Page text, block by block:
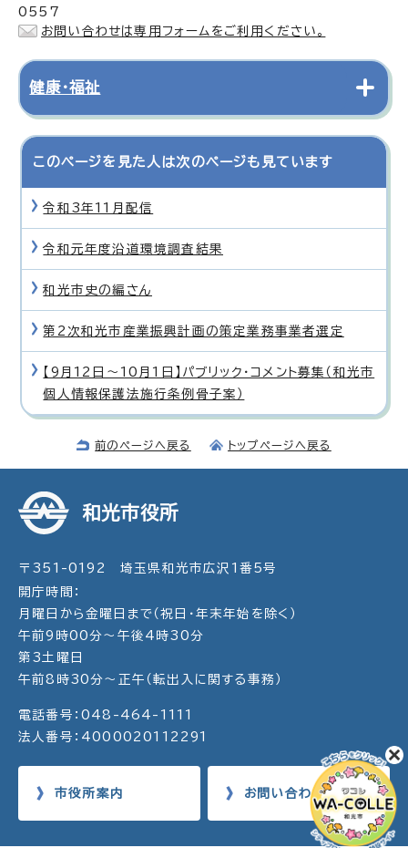
0557
お問い合わせは専用フォームをご利用ください。
健康・福祉
このページを見た人は次のページも見ています
令和3年11月配信
令和元年度沿道環境調査結果
和光市史の編さん
第2次和光市産業振興計画の策定業務事業者選定
【9月12日〜10月1日】パブリック・コメント募集（和光市
個人情報保護法施行条例骨子案）
前のページへ戻る トップページへ戻る
和光市役所
〒351-0192 埼玉県和光市広沢1番5号
開庁時間：
月曜日から金曜日まで（祝日・年末年始を除く）
午前9時00分～午後4時30分
第3土曜日
午前8時30分～正午（転出入に関する事務）
電話番号：048-464-1111
法人番号：4000020112291
市役所案内 お問い合わせ